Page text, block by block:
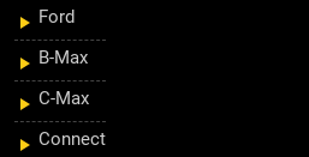
Ford
B-Max
C-Max
Connect